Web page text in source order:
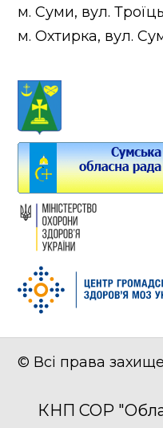
м. Суми, вул.
м. Охтирка, вул.
© Всі права
КНП СОР